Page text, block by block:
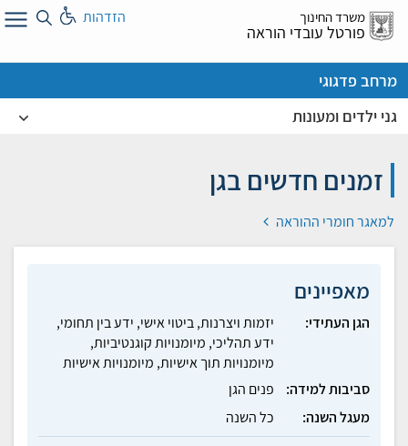
דלג
אל
משרד החינוך
פורטל עובדי הוראה
הזדהות
מרחב פדגוגי
גני ילדים ומעונות
זמנים חדשים בגן
למאגר חומרי ההוראה
מאפיינים
הגן העתידי:
יזמות ויצרנות, ביטוי אישי, ידע בין תחומי,
ידע תהליכי, מיומנויות קוגנטיביות,
מיומנויות תוך אישיות, מיומנויות אישיות
סביבות למידה:
פנים הגן
מעגל השנה:
כל השנה